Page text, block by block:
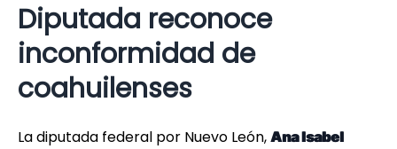
Diputada reconoce
inconformidad de
coahuilenses
La diputada federal por Nuevo León, Ana Isabel